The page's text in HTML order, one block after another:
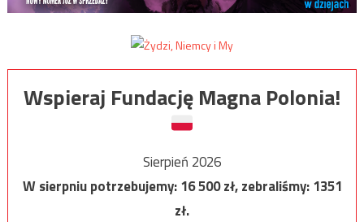
Wspieraj Fundację Magna Polonia!
Sierpień 2026
W sierpniu potrzebujemy:16 500zł, zebraliśmy:1351
zł.